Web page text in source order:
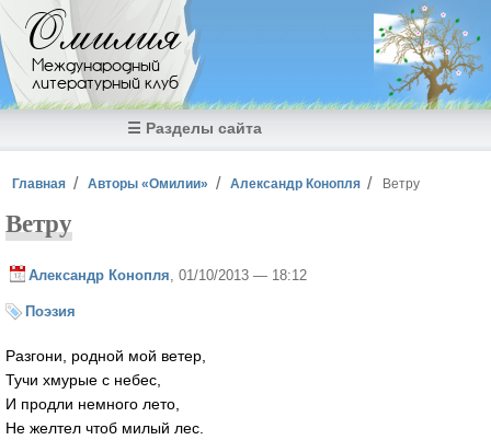
Перейти к основному содержанию
Омилия
Международный
литературный клуб
☰ Разделы сайта
Вы здесь
Главная Авторы «Омилии» Александр Конопля Ветру
Ветру
Александр Конопля , 01/10/2013 — 18:12
Поэзия
Разгони, родной мой ветер,
Тучи хмурые с небес,
И продли немного лето,
Не желтел чтоб милый лес.